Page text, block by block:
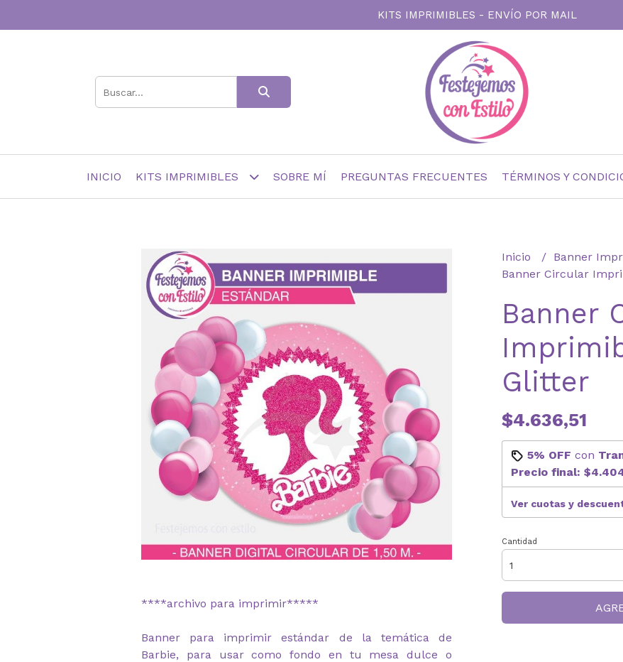
KITS IMPRIMIBLES - ENVÍO POR MAIL
INICIO KITS IMPRIMIBLES SOBRE MÍ PREGUNTAS FRECUENTES TÉRMINOS Y
****archivo para imprimir*****
Banner para imprimir estándar de la temática de
Barbie, para usar como fondo en tu mesa dulce o
Inicio Banner
Banner Circular
Banner
Glitter
$4.636,51
5% OFF con
Precio final:
Ver cuotas y
Cantidad